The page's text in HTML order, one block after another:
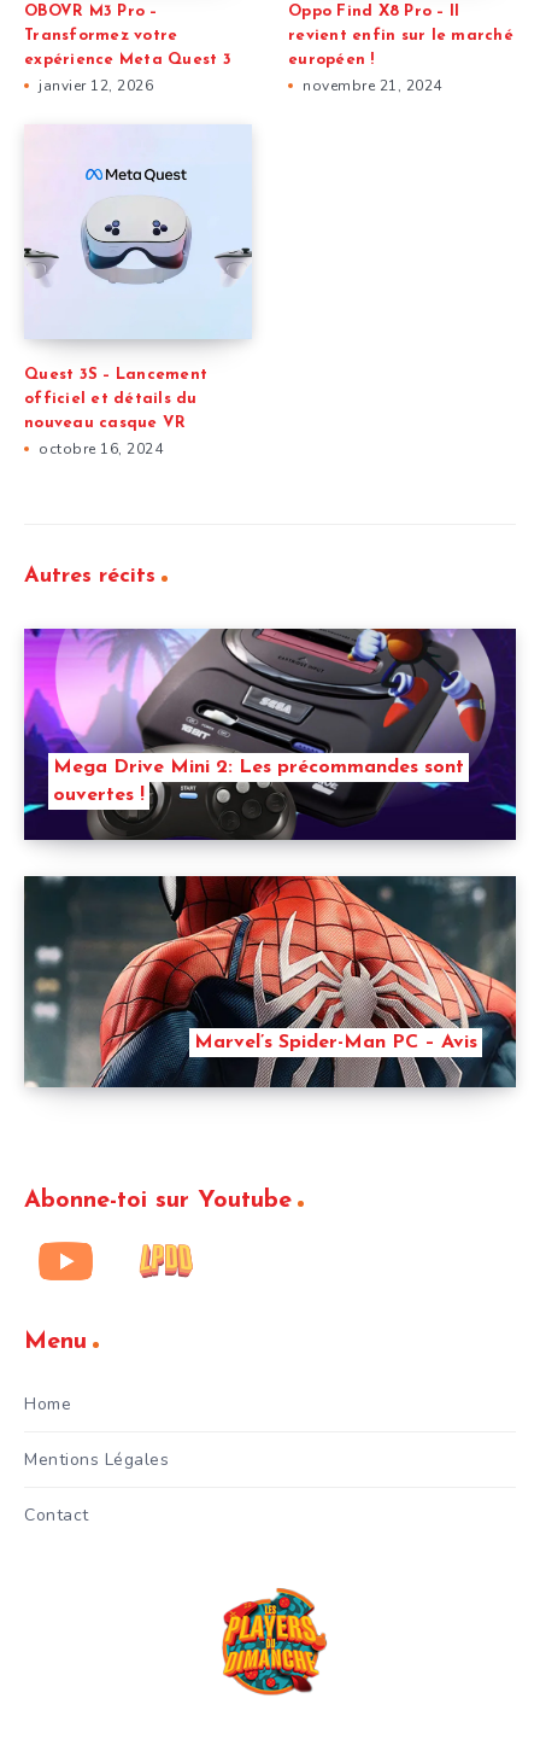
OBOVR M3 Pro –
Transformez votre
expérience Meta Quest 3
janvier 12, 2026
Oppo Find X8 Pro – Il
revient enfin sur le marché
européen !
novembre 21, 2024
Quest 3S – Lancement
officiel et détails du
nouveau casque VR
octobre 16, 2024
Autres récits
Mega Drive Mini 2: Les précommandes sont
ouvertes !
Marvel’s Spider-Man PC – Avis
Abonne-toi sur Youtube
Menu
Home
Mentions Légales
Contact